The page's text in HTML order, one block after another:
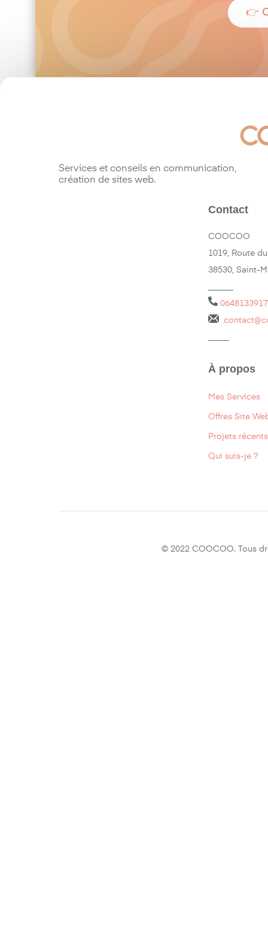
👉
Services et conseils en communication,
création de sites web.
Contact
COOCOO
1019, Route
38530, Saint-
0648133917
À propos
Mes Services
Offres Site
Projets récents
Qui suis-je ?
© 2022 COOCOO. Tous